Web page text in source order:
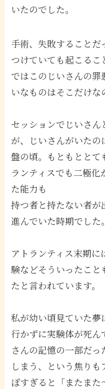
いたのでした。
手術、失敗すること
つけていても起こるこ
ではこのじいさんの
いなものはそこだけな
セッションでじいさ
が、じいさんがいた
盤の頃。もともととて
ランティスでも二極
た能力も
持つ者と持たない者
進んでいた時期でした。
アトランティス末期
験などそういったこ
たと言われています。
私が幼い頃見ていた夢
行かずに実験体が死
さんの記憶の一部だ
しまう、という焦り
ぽすぎると「またま